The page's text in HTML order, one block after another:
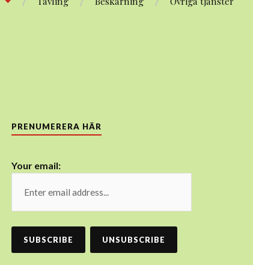
PRENUMERERA HÄR
Your email: